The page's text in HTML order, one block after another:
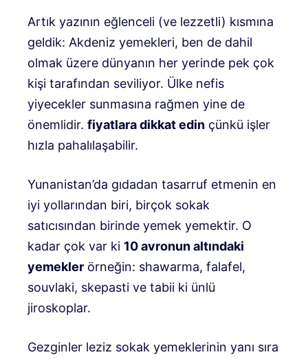
Artık yazının eğlenceli (ve lezzetli) kısmına
geldik: Akdeniz yemekleri, ben de dahil
olmak üzere dünyanın her yerinde pek çok
kişi tarafından seviliyor. Ülke nefis
yiyecekler sunmasına rağmen yine de
önemlidir. fiyatlara dikkat edin çünkü işler
hızla pahalılaşabilir.
Yunanistan’da gıdadan tasarruf etmenin en
iyi yollarından biri, birçok sokak
satıcısından birinde yemek yemektir. O
kadar çok var ki 10 avronun altındaki
yemekler örneğin: shawarma, falafel,
souvlaki, skepasti ve tabii ki ünlü
jiroskoplar.
Gezginler leziz sokak yemeklerinin yanı sıra